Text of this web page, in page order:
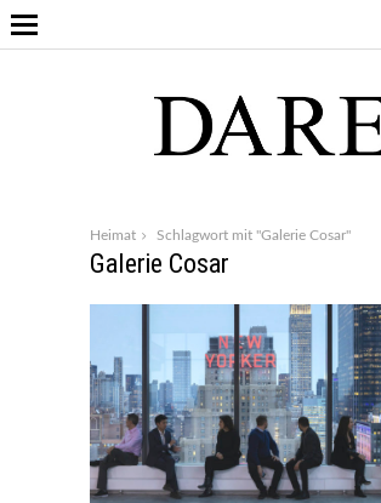
Heimat Schlagwort mit "Galerie Cosar"
Galerie Cosar